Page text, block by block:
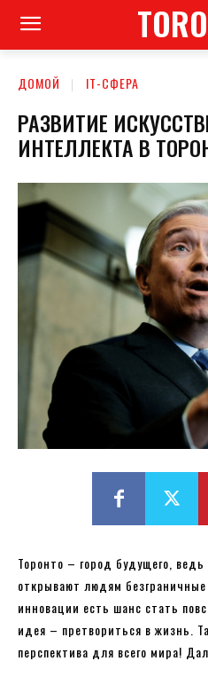
ДОМОЙ ІТ-СФЕРА
РАЗВИТИЕ
ИНТЕЛЛЕКТА В
Торонто – город будущего,
открывают людям
инновации есть шанс стать
идея – претвориться в жизнь.
перспектива для всего мира!